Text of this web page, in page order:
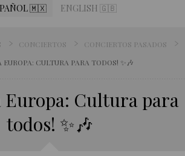
🇲🇽 ENGLISH 🇬🇧
CONCIERTOS
CONCIERTOS PASADOS
EUROPA: CULTURA PARA TODOS! ✨🎶
Europa: Cultura para
todos! ✨🎶